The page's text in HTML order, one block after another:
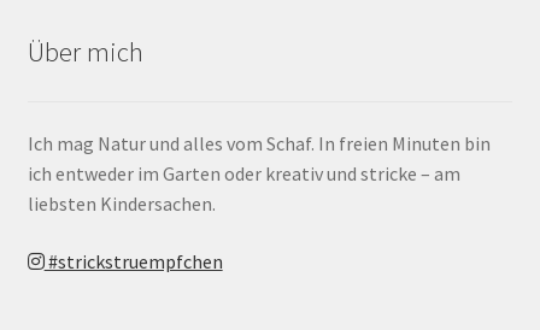
Über mich
Ich mag Natur und alles vom Schaf. In freien Minuten bin
ich entweder im Garten oder kreativ und stricke – am
liebsten Kindersachen.
#strickstruempfchen